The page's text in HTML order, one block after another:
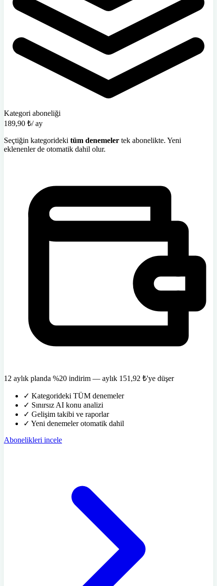
Kategori aboneliği
189,90 ₺/ ay
Seçtiğin kategorideki tüm denemeler tek abonelikte. Yeni
eklenenler de otomatik dahil olur.
12 aylık planda %20 indirim — aylık 151,92 ₺'ye düşer
✓ Kategorideki TÜM denemeler
✓ Sınırsız AI konu analizi
✓ Gelişim takibi ve raporlar
✓ Yeni denemeler otomatik dahil
Abonelikleri incele